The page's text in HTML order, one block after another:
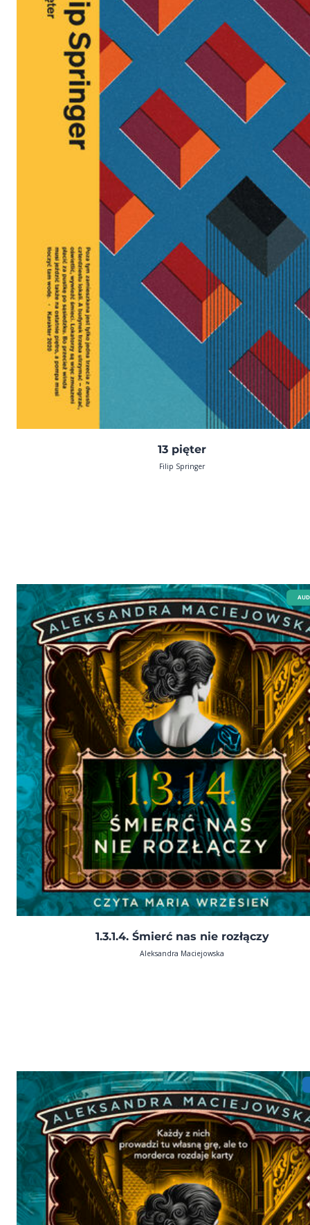
13 pięter
Filip Springer
1.3.1.4. Śmierć nas nie rozłączy
Aleksandra Maciejowska